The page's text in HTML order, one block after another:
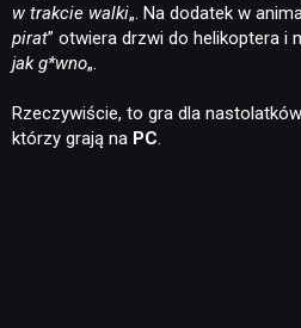
w trakcie walki„. Na dodatek w
pirat” otwiera drzwi do helikoptera i
jak g*wno„.
Rzeczywiście, to gra dla
którzy grają na PC.